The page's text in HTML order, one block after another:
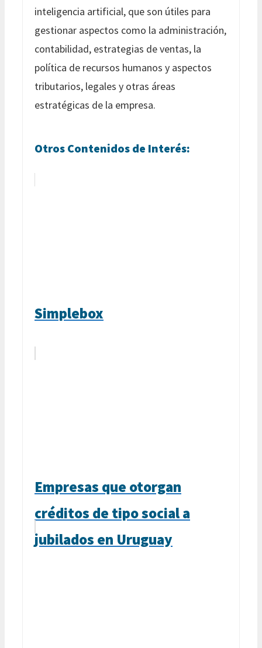
inteligencia artificial, que son útiles para
gestionar aspectos como la administración,
contabilidad, estrategias de ventas, la
política de recursos humanos y aspectos
tributarios, legales y otras áreas
estratégicas de la empresa.
Otros Contenidos de Interés:
Simplebox
Empresas que otorgan
créditos de tipo social a
jubilados en Uruguay